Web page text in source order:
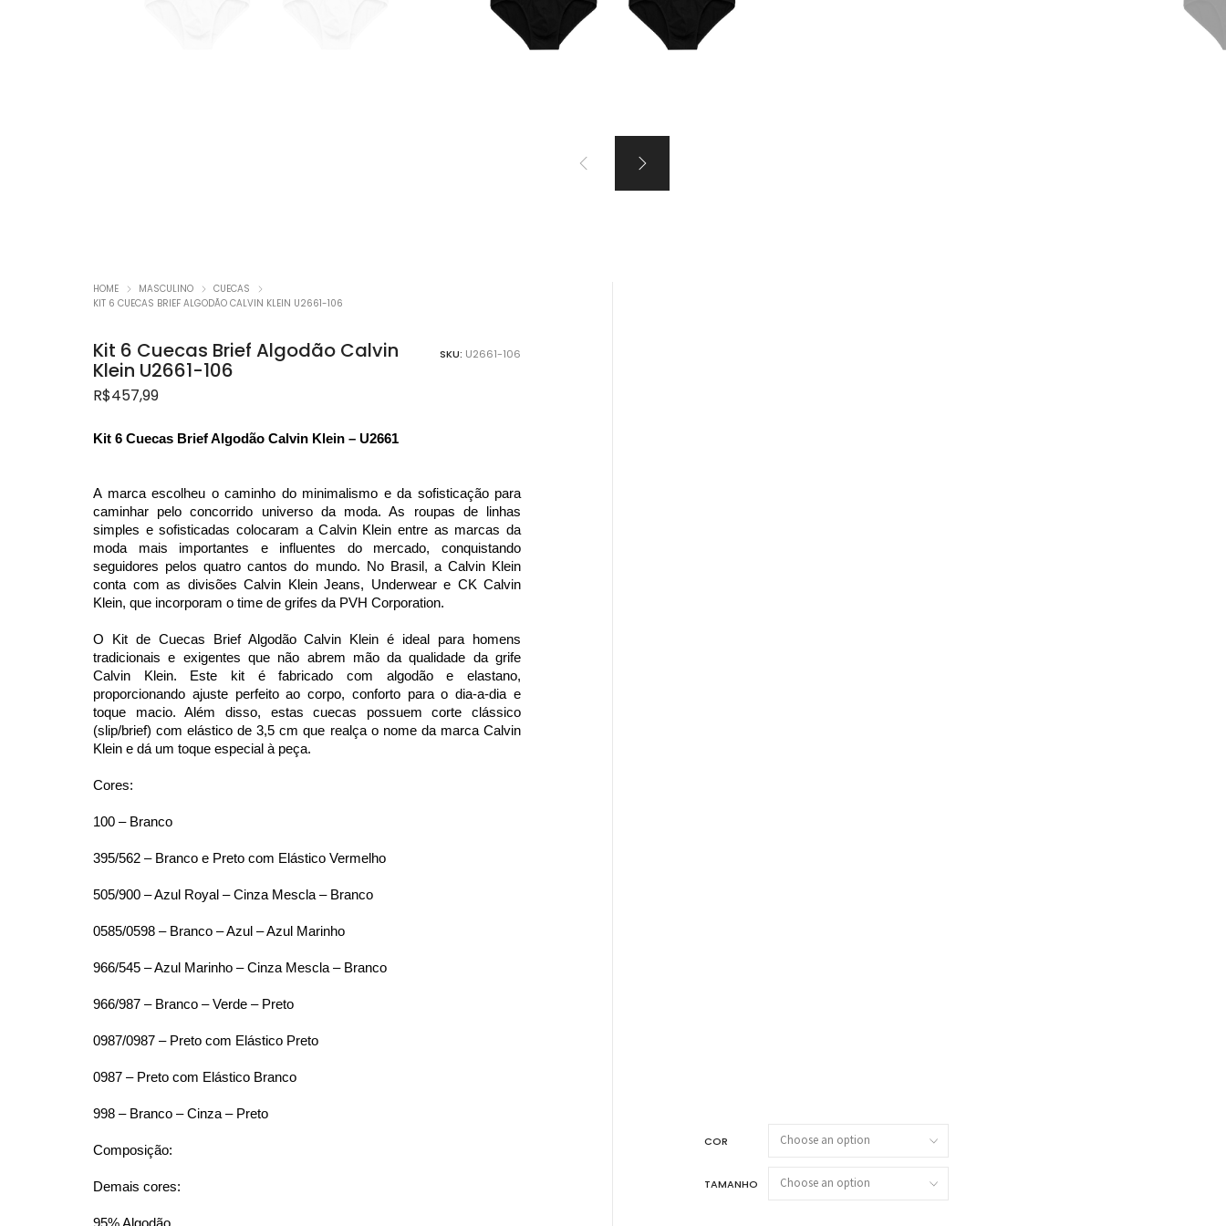
VER TODOS PRODUTOS
HOME MASCULINO
CUECAS
KIT 6 CUECAS BRIEF ALGODÃO CALVIN KLEIN U2661-106
Kit 6 Cuecas Brief Algodão Calvin
Klein U2661-106
R$457,99
SKU: U2661-106
Kit 6 Cuecas Brief Algodão Calvin Klein – U2661
A marca escolheu o caminho do minimalismo e da sofisticação para
caminhar pelo concorrido universo da moda. As roupas de linhas
simples e sofisticadas colocaram a Calvin Klein entre as marcas da
moda mais importantes e influentes do mercado, conquistando
seguidores pelos quatro cantos do mundo. No Brasil, a Calvin Klein
conta com as divisões Calvin Klein Jeans, Underwear e CK Calvin
Klein, que incorporam o time de grifes da PVH Corporation.
O Kit de Cuecas Brief Algodão Calvin Klein é ideal para homens
tradicionais e exigentes que não abrem mão da qualidade da grife
Calvin Klein. Este kit é fabricado com algodão e elastano,
proporcionando ajuste perfeito ao corpo, conforto para o dia-a-dia e
toque macio. Além disso, estas cuecas possuem corte clássico
(slip/brief) com elástico de 3,5 cm que realça o nome da marca Calvin
Klein e dá um toque especial à peça.
Cores:
100 – Branco
395/562 – Branco e Preto com Elástico Vermelho
505/900 – Azul Royal – Cinza Mescla – Branco
0585/0598 – Branco – Azul – Azul Marinho
966/545 – Azul Marinho – Cinza Mescla – Branco
966/987 – Branco – Verde – Preto
0987/0987 – Preto com Elástico Preto
0987 – Preto com Elástico Branco
998 – Branco – Cinza – Preto
Composição:
Demais cores:
95% Algodão
COR
TAMANHO